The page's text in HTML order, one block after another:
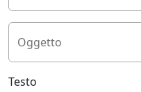
Oggetto
Testo